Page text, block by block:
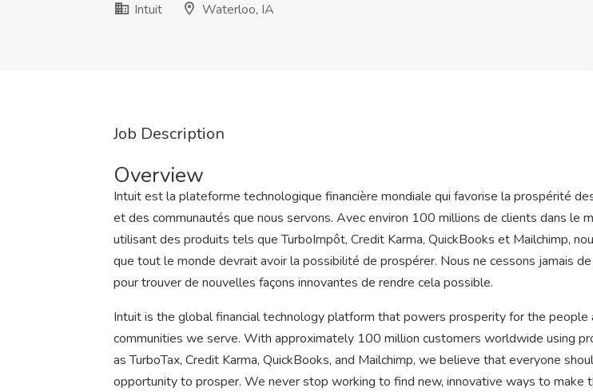
Intuit
Waterloo, IA
Job Description
Overview
Intuit est la plateforme technologique financière mondiale qui favorise la prospérité
et des communautés que nous servons. Avec environ 100 millions de clients dans le
utilisant des produits tels que TurboImpôt, Credit Karma, QuickBooks et Mailchimp,
que tout le monde devrait avoir la possibilité de prospérer. Nous ne cessons jamais
pour trouver de nouvelles façons innovantes de rendre cela possible.
Intuit is the global financial technology platform that powers prosperity for the people
communities we serve. With approximately 100 million customers worldwide using
as TurboTax, Credit Karma, QuickBooks, and Mailchimp, we believe that everyone
opportunity to prosper. We never stop working to find new, innovative ways to make